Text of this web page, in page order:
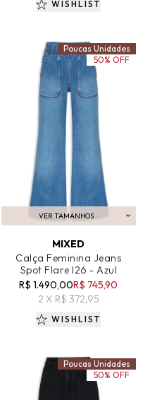
WISHLIST
VER TAMANHOS
ADICIONAR AO CARRINHO
MIXED
Calça Feminina Jeans
Spot Flare I26 - Azul
R$ 1.490,00R$ 745,90
2 X R$ 372,95
Poucas Unidades
50% OFF
WISHLIST
Poucas Unidades
50% OFF